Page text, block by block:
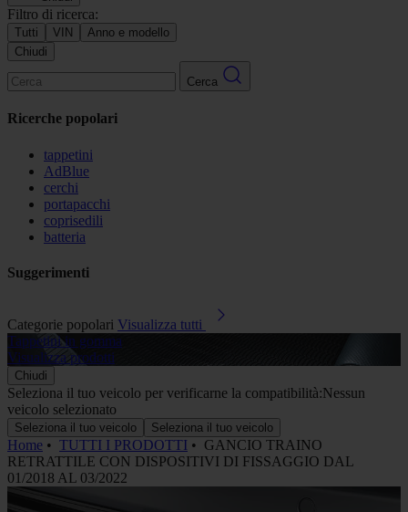
Filtro di ricerca:
Tutti VIN
Anno e modello
Chiudi
Cerca
Ricerche popolari
tappetini
AdBlue
cerchi
portapacchi
coprisedili
batteria
Suggerimenti
Categorie popolari Visualizza tutti
Tappetini in gomma
Visualizza prodotti
Chiudi
Seleziona il tuo veicolo per verificarne la compatibilità:Nessun
veicolo selezionato
Seleziona il tuo veicolo Seleziona il tuo veicolo
Home • TUTTI I PRODOTTI • GANCIO TRAINO
RETRATTILE CON DISPOSITIVI DI FISSAGGIO DAL
01/2018 AL 03/2022